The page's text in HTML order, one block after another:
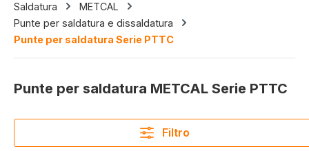
Saldatura
METCAL
Punte per saldatura e dissaldatura
Punte per saldatura Serie PTTC
Punte per saldatura METCAL Serie PTTC
Filtro